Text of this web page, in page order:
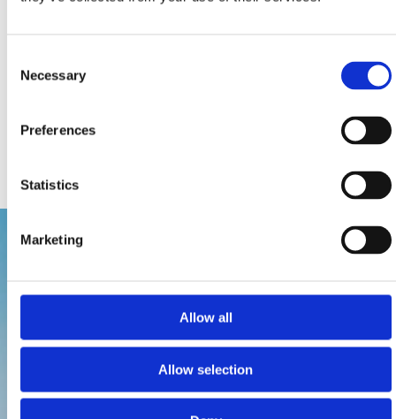
Selection
Necessary
Preferences
Statistics
Marketing
Allow all
Allow selection
Zdravý způsob života je také součástí různých událostí
jachtařské regaty nebo gastro manifestace Týden modré